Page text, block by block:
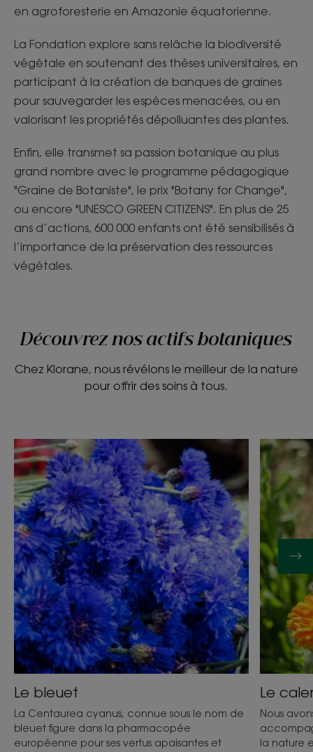
en agroforesterie en Amazonie équatorienne.
La Fondation explore sans relâche la biodiversité
végétale en soutenant des thèses universitaires, en
participant à la création de banques de graines
pour sauvegarder les espèces menacées, ou en
valorisant les propriétés dépolluantes des plantes.
Enfin, elle transmet sa passion botanique au plus
grand nombre avec le programme pédagogique
"Graine de Botaniste", le prix "Botany for Change",
ou encore "UNESCO GREEN CITIZENS". En plus de 25
ans d’actions, 600 000 enfants ont été sensibilisés à
l’importance de la préservation des ressources
végétales.
Découvrez nos actifs botaniques
Chez Klorane, nous révélons le meilleur de la nature
pour offrir des soins à tous.
Le bleuet
La Centaurea cyanus, connue sous le nom de
bleuet figure dans la pharmacopée
européenne pour ses vertus apaisantes et
Le
Nous
la nature